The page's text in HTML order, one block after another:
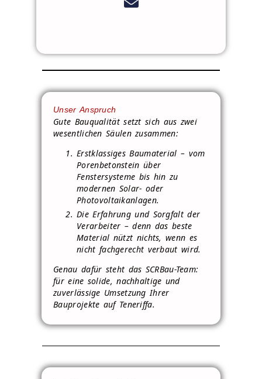
Unser Anspruch
Gute Bauqualität setzt sich aus zwei
wesentlichen Säulen zusammen:
Erstklassiges Baumaterial – vom
Porenbetonstein über
Fenstersysteme bis hin zu
modernen Solar- oder
Photovoltaikanlagen.
Die Erfahrung und Sorgfalt der
Verarbeiter – denn das beste
Material nützt nichts, wenn es
nicht fachgerecht verbaut wird.
Genau dafür steht das SCRBau-Team:
für eine solide, nachhaltige und
zuverlässige Umsetzung Ihrer
Bauprojekte auf Teneriffa.